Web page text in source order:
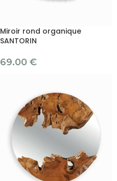
Miroir rond organique
SANTORIN
69.00 €